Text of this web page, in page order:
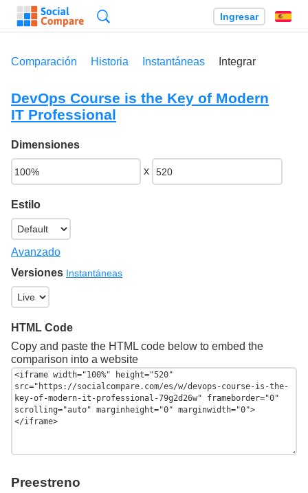
Ingresar
Comparación Historia Instantáneas Integrar
DevOps Course is the Key of Modern
IT Professional
Dimensiones
x
Estilo
Avanzado
Versiones Instantáneas
HTML Code
Copy and paste the HTML code below to embed the
comparison into a website
Preestreno